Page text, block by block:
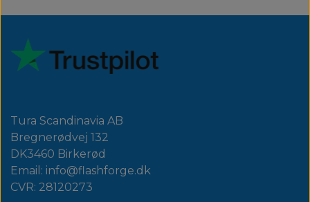
Tura Scandinavia AB
Bregnerødvej 132
DK3460 Birkerød
Email: info@flashforge.dk
CVR: 28120273